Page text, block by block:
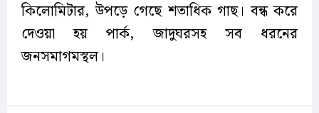
কিলোমিটার, উপড়ে গেছে শতাধিক গাছ। বন্ধ করে
দেওয়া হয় পার্ক, জাদুঘরসহ সব ধরনের
জনসমাগমস্থল।